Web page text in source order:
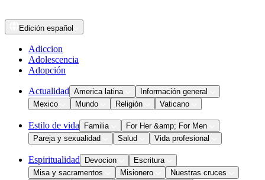
Edición español
Adiccion
Adolescencia
Adopción
Actualidad America latina
Información general
Mexico
Mundo Religión Vaticano
Estilo de vida Familia
For Her &amp; For Men
Pareja y sexualidad
Salud Vida profesional
Espiritualidad Devocion
Escritura
Misa y sacramentos
Misionero
Nuestras cruces